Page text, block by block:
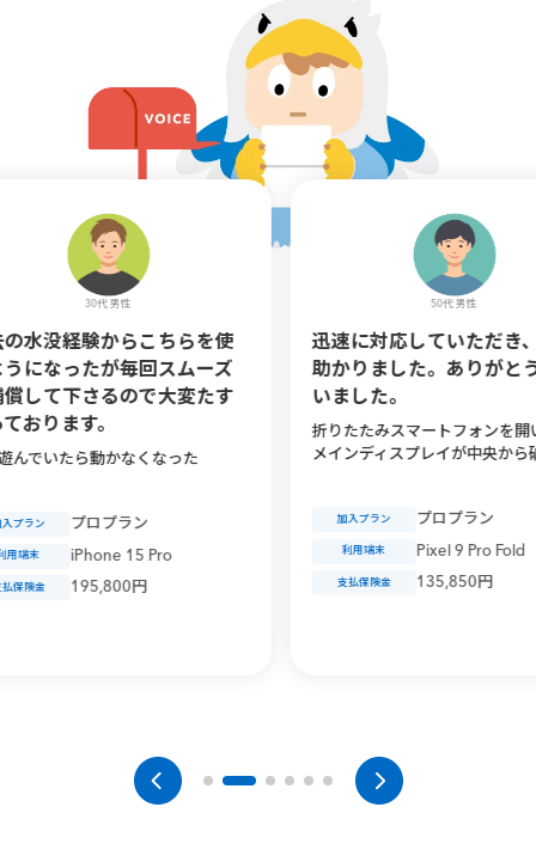
からこちらを使
が毎回スムーズ
るので大変たす
。
かなくなった
プラン
15 Pro
円
迅速に対応していただき、大変
助かりました。ありがとうござ
いました。
折りたたみスマートフォンを開いた際、
メインディスプレイが中央から破損
プロプラン
Pixel 9 Pro Fold
135,850円